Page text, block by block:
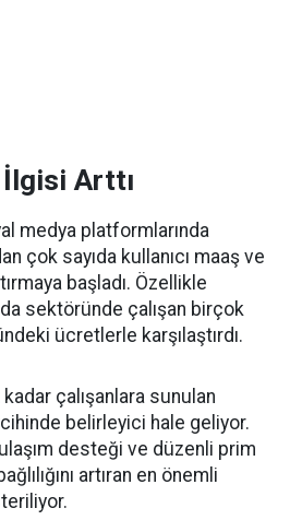
İlgisi Arttı
medya platformlarında
çok sayıda kullanıcı maaş ve
başladı. Özellikle
sektöründe çalışan birçok
ücretlerle karşılaştırdı.
çalışanlara sunulan
belirleyici hale geliyor.
desteği ve düzenli prim
artıran en önemli